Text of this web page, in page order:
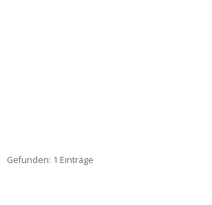
Gefunden: 1 Einträge